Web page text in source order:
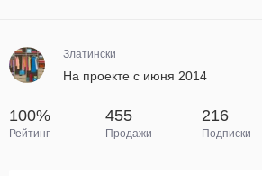
Златински
На проекте с июня 2014
100%
Рейтинг
455
Продажи
216
Подписки